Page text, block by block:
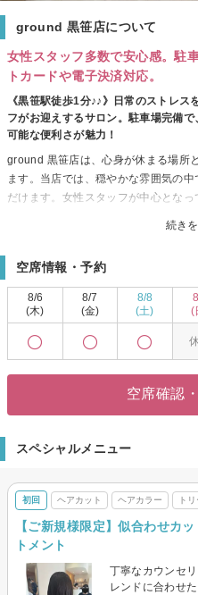
ground 黒笹店について
女性スタッフ多数で安心感。駐
トカードや電子決済対応。
《黒笹駅徒歩1分♪♪》日常のストレ
フがお迎えするサロン。駐車場完備
可能な便利さが魅力！
続き
ground 黒笹店は、心身が休まる場所
ます。当店では、穏やかな雰囲気の
だけます。女性スタッフが中心とな
や電子マネーでの支払いにも対応し
や、日常の疲れを癒したい方に最適
空席情報・予約
8/6
(木)
8/7
(金)
8/8
(土)
(
空席確認
スペシャルメニュー
初回 ヘアカット ヘアカラー ト
【ご新規様限定】似合わせカ
トメント
丁寧なカウンセ
レンドに合わせ